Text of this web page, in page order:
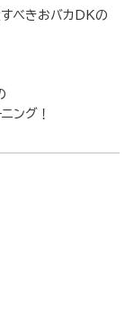
すべきおバカDKの
ング！